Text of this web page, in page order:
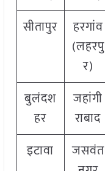
सीतापुर
हरगांव
(लहरपु
र)
बुलंदश
हर
जहांगी
राबाद
इटावा
जसवंत